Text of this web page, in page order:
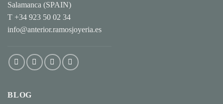
Salamanca (SPAIN)
T +34 923 50 02 34
info@anterior.ramosjoyeria.es
BLOG